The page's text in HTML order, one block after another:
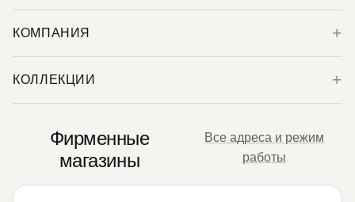
КОМПАНИЯ
КОЛЛЕКЦИИ
Фирменные
магазины
Все адреса и режим
работы